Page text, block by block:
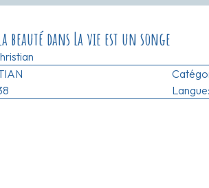
beauté dans La vie est un songe